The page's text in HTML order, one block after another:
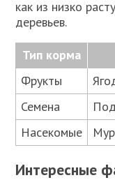
как из низко
деревьев.
Тип корма
Фрукты
Семена
Насекомые
Интересные